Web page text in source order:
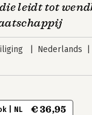
leidt tot
Nederlands
| NL € 36,95